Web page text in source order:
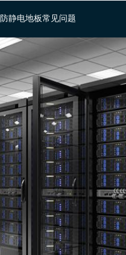
防静电地板常见问题